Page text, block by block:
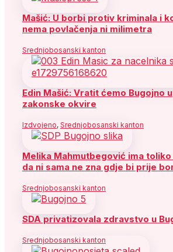
Mašić: U borbi protiv kriminala i
nema povlačenja ni milimetra
Srednjobosanski kanton
Edin Mašić: Vratit ćemo Bugojno u
zakonske okvire
Izdvojeno, Srednjobosanski kanton
Melika Mahmutbegović ima toliko
da ni sama ne zna gdje bi prije
Srednjobosanski kanton
SDA privatizovala zdravstvo u
Srednjobosanski kanton